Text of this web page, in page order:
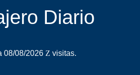
Diario
08/08/2026 visitas.